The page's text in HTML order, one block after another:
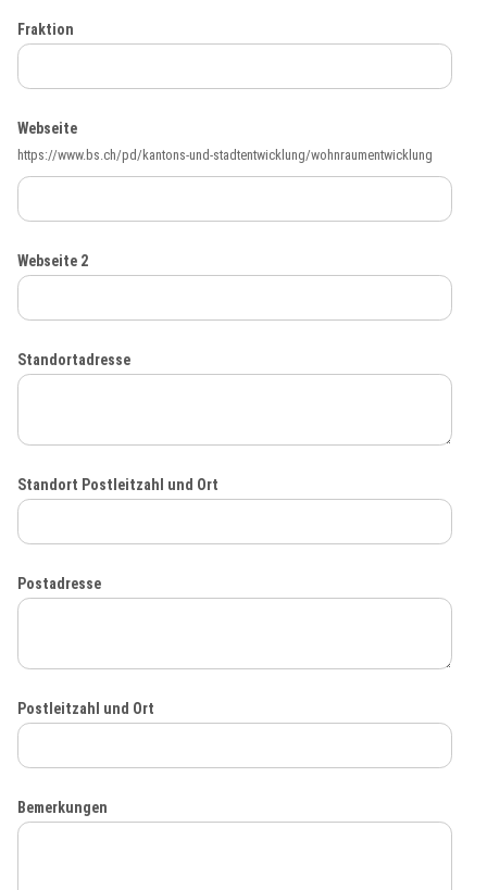
Fraktion
Webseite
https://www.bs.ch/pd/kantons-und-stadtentwicklung/wohnraumentwicklung
Webseite 2
Standortadresse
Standort Postleitzahl und Ort
Postadresse
Postleitzahl und Ort
Bemerkungen